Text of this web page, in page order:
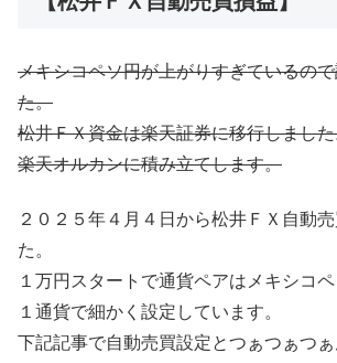
メキシコペソ円が上がりすぎているの
た。
松井ＦＸ資金は楽天証券に移行しまし
楽天オルカンに積み立てします。
２０２５年４月４日から松井ＦＸ自動
た。
１万円スタートで通貨ペアはメキシコペ
１通貨で細かく設定しています。
下記記事で自動売買設定とつぁつぁつ